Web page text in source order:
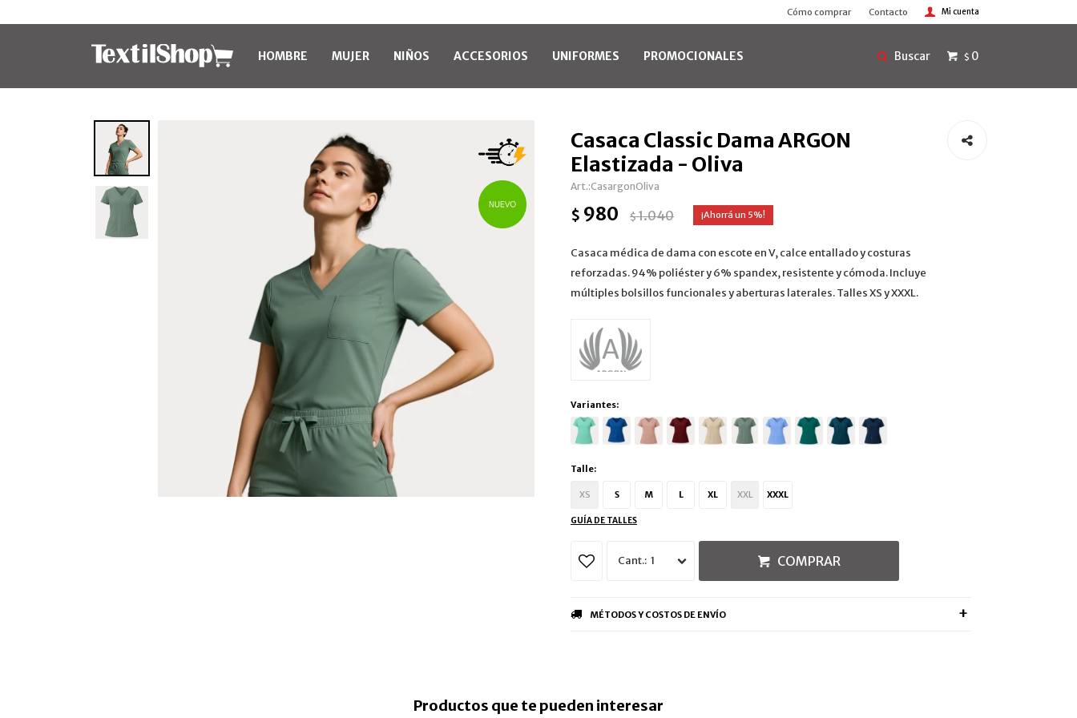
HOMBRE MUJER NIÑOS ACCESORIOS UNIFORMES PROMOCIONALES $ 0
Cómo comprar Contacto
Casaca Classic Dama ARGON
Elastizada - Oliva
CasargonOliva
$ 980 $1.040 5
Casaca médica de dama con escote en V, calce entallado y costuras
reforzadas. 94% poliéster y 6% spandex, resistente y cómoda. Incluye
múltiples bolsillos funcionales y aberturas laterales. Talles XS y XXXL.
Variantes:
Talle:
XS S M L XL XXL XXXL
GUÍA DE TALLES
1 COMPRAR
MÉTODOS Y COSTOS DE ENVÍO
Productos que te pueden interesar